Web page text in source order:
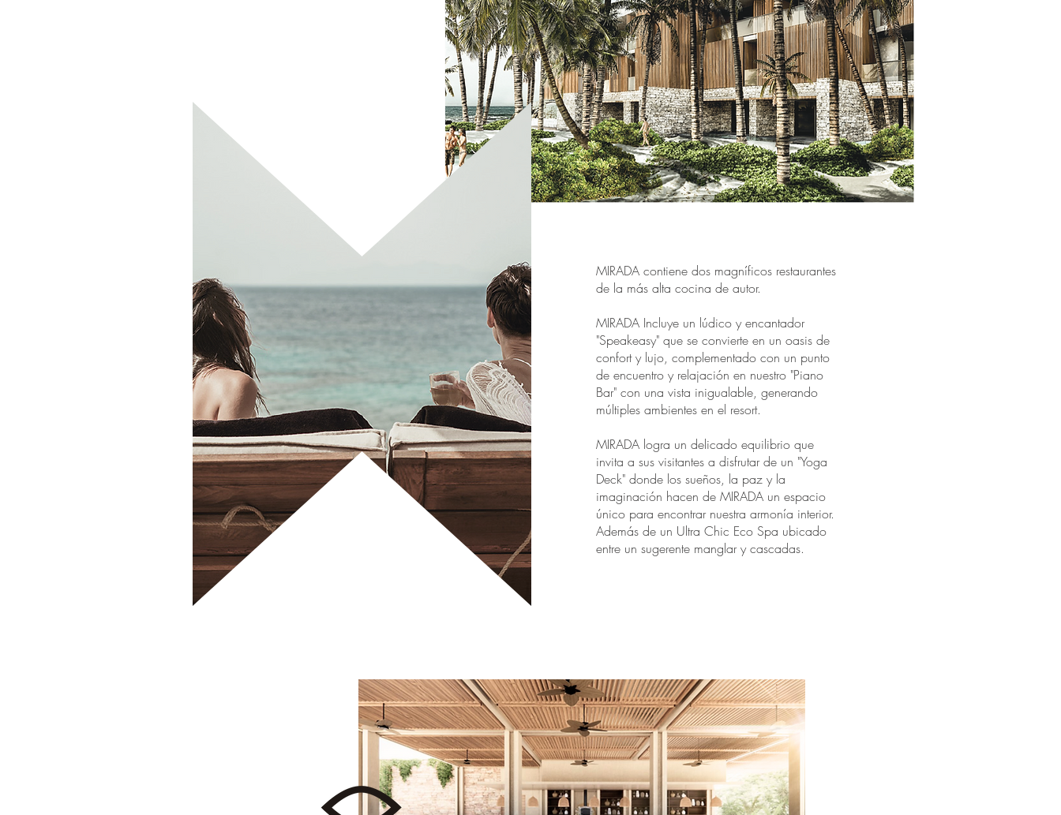
MIRADA contiene dos magníficos restaurantes
de la más alta cocina de autor.
MIRADA Incluye un lúdico y encantador
"Speakeasy" que se convierte en un oasis de
confort y lujo, complementado con un punto
de encuentro y relajación en nuestro "Piano
Bar" con una vista inigualable, generando
múltiples ambientes en el resort.
MIRADA logra un delicado equilibrio que
invita a sus visitantes a disfrutar de un "Yoga
Deck" donde los sueños, la paz y la
imaginación hacen de MIRADA un espacio
único para encontrar nuestra armonía interior.
Además de un Ultra Chic Eco Spa ubicado
entre un sugerente manglar y cascadas.